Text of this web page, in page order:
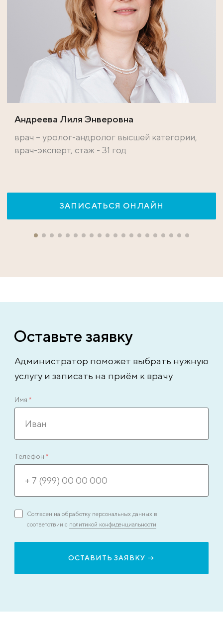
Андреева Лиля Энверовна
врач – уролог-андролог высшей категории,
врач-эксперт, стаж - 31 год
ЗАПИСАТЬСЯ ОНЛАЙН
Оставьте заявку
Администратор поможет выбрать нужную
услугу и записать на приём к врачу
Имя *
Телефон *
Согласен на обработку персональных данных в
соответствии с политикой конфиденциальности